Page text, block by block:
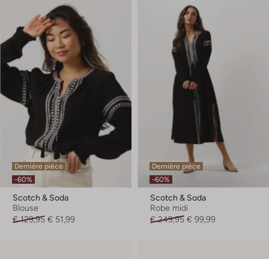
Dernière pièce
-60%
Scotch & Soda
Blouse
€ 129,95 € 51,99
Dernière pièce
-60%
Scotch & Soda
Robe midi
€ 249,95 € 99,99